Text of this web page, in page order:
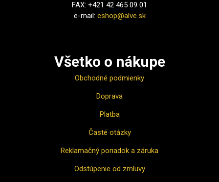
FAX: +421 42 465 09 01
e-mail: eshop@alve.sk
Všetko o nákupe
Obchodné podmienky
Doprava
Platba
Časté otázky
Reklamačný poriadok a záruka
Odstúpenie od zmluvy